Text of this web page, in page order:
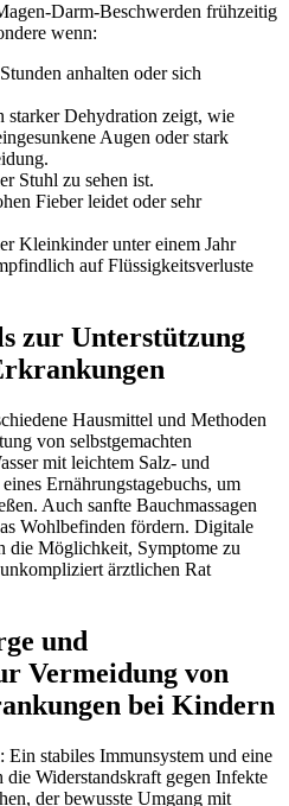
Darm-Beschwerden frühzeitig
wenn:
anhalten oder sich
starker Dehydration zeigt, wie
Augen oder stark
Stuhl zu sehen ist.
Fieber leidet oder sehr
Kleinkinder unter einem Jahr
auf Flüssigkeitsverluste
zur Unterstützung
Hausmittel und Methoden
von selbstgemachten
mit leichtem Salz- und
Ernährungstagebuchs, um
Auch sanfte Bauchmassagen
Wohlbefinden fördern. Digitale
die Möglichkeit, Symptome zu
ärztlichen Rat
und
Vermeidung von
bei Kindern
stabiles Immunsystem und eine
die Widerstandskraft gegen Infekte
der bewusste Umgang mit